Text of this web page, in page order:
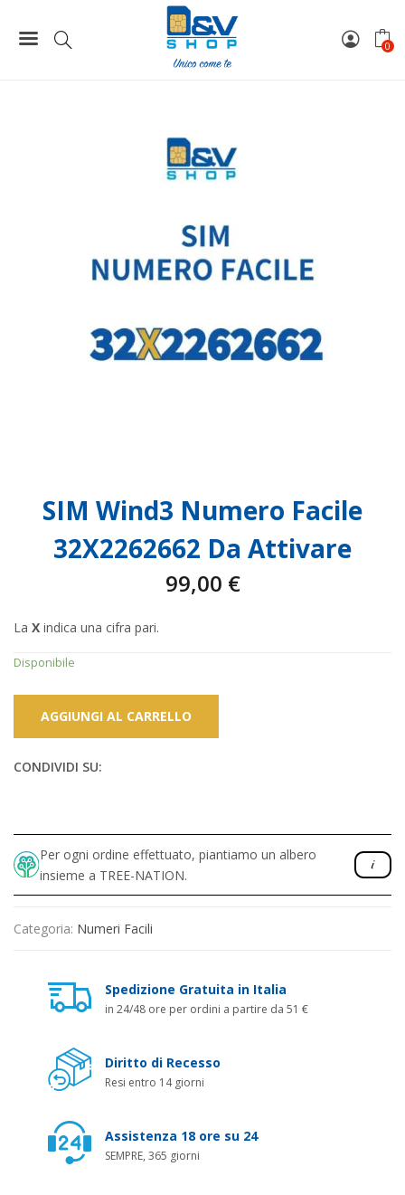
0
SIM Wind3 Numero Facile 32X2262662 Da Attivare
SIM Wind3 Numero Facile
32X2262662 Da Attivare
99,00 €
La X indica una cifra pari.
Disponibile
AGGIUNGI AL CARRELLO
CONDIVIDI SU:
Per ogni ordine effettuato, piantiamo un albero
insieme a TREE-NATION.
Categoria: Numeri Facili
Spedizione Gratuita in Italia
in 24/48 ore per ordini a partire da 51 €
Diritto di Recesso
Resi entro 14 giorni
Assistenza 18 ore su 24
SEMPRE, 365 giorni